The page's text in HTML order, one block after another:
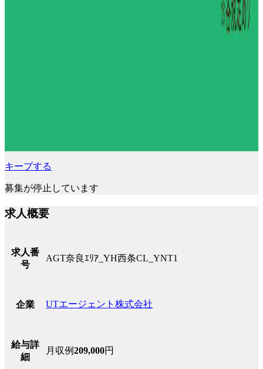
キープする
募集が停止しています
求人概要
求人番
号
AGT奈良ｴﾘｱ_YH西条CL_YNT1
企業 UTエージェント株式会社
給与詳
細
月収例209,000円